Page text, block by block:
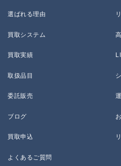
選ばれる理由
買取システム
買取実績
取扱品目
委託販売
ブログ
買取申込
よくあるご質問